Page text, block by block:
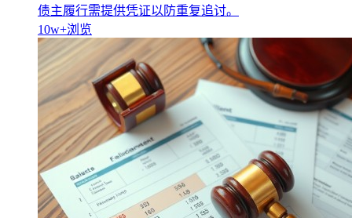
债主履行需提供凭证以防重复追讨。
10w+浏览